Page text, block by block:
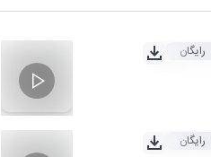
رایگان
رایگان